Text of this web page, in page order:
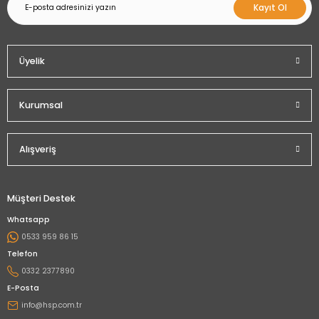
Kayıt Ol
Üyelik
Kurumsal
Alışveriş
Müşteri Destek
Whatsapp
0533 959 86 15
Telefon
0332 2377890
E-Posta
info@hsp.com.tr